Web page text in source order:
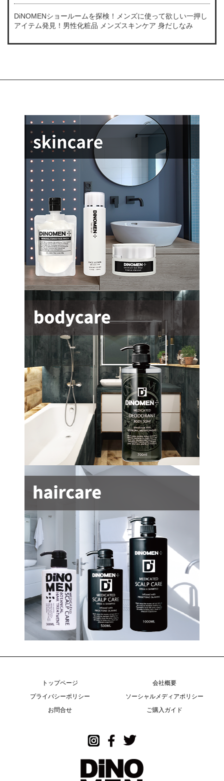
DiNOMENショールームを探検！メンズに使って欲しい一押し
アイテム発見！男性化粧品 メンズスキンケア 身だしなみ
トップページ
会社概要
プライバシーポリシー
ソーシャルメディアポリシー
お問合せ
ご購入ガイド